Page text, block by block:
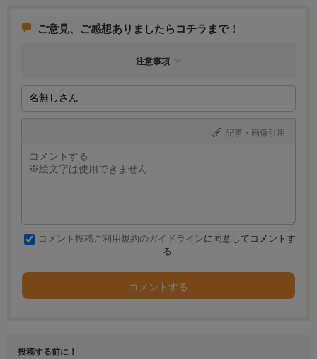
せん)。 地域と保護猫かどうか、あとは病院によって違いがあるようです。
ご意見、ご感想ありましたらコチラまで！
注意事項
記事・画像引用
コメント投稿ご利用規約のガイドラインに同意してコメントす
る
コメントする
投稿する前に！